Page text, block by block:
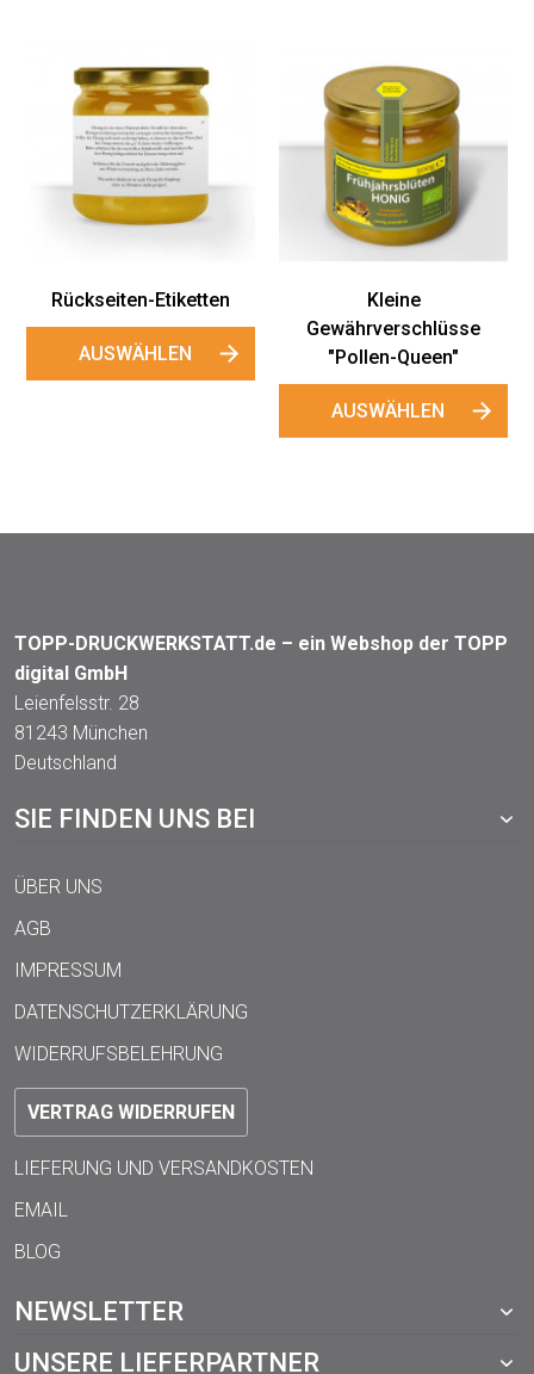
Rückseiten-Etiketten
AUSWÄHLEN
Kleine
Gewährverschlüsse
"Pollen-Queen"
AUSWÄHLEN
TOPP-DRUCKWERKSTATT.de – ein Webshop der TOPP
digital GmbH
Leienfelsstr. 28
81243 München
Deutschland
SIE FINDEN UNS BEI
ÜBER UNS
AGB
IMPRESSUM
DATENSCHUTZERKLÄRUNG
WIDERRUFSBELEHRUNG
VERTRAG WIDERRUFEN
LIEFERUNG UND VERSANDKOSTEN
EMAIL
BLOG
NEWSLETTER
UNSERE LIEFERPARTNER